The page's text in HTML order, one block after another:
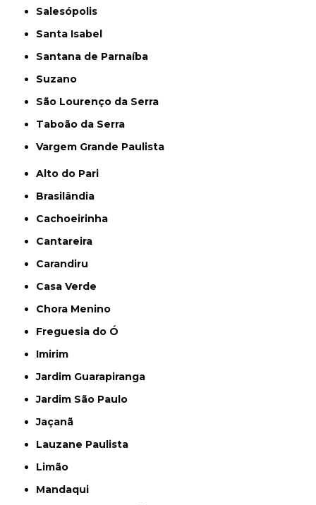
Salesópolis
Santa Isabel
Santana de Parnaíba
Suzano
São Lourenço da Serra
Taboão da Serra
Vargem Grande Paulista
Alto do Pari
Brasilândia
Cachoeirinha
Cantareira
Carandiru
Casa Verde
Chora Menino
Freguesia do Ó
Imirim
Jardim Guarapiranga
Jardim São Paulo
Jaçanã
Lauzane Paulista
Limão
Mandaqui